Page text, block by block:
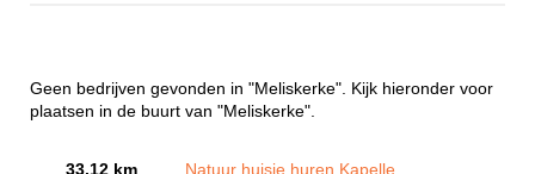
Geen bedrijven gevonden in "Meliskerke". Kijk hieronder voor
plaatsen in de buurt van "Meliskerke".
33.12 km Natuur huisje huren Kapelle